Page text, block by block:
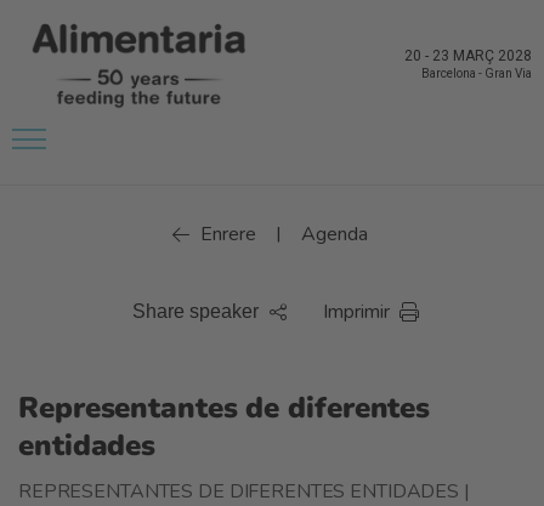
20 - 23 MARÇ 2028
Barcelona - Gran Via
Enrere | Agenda
Share speaker Imprimir
Representantes de diferentes
entidades
REPRESENTANTES DE DIFERENTES ENTIDADES |